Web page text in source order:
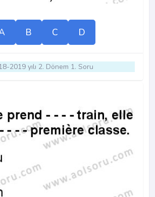
B C D
2019 yılı 2. Dönem 1. Soru